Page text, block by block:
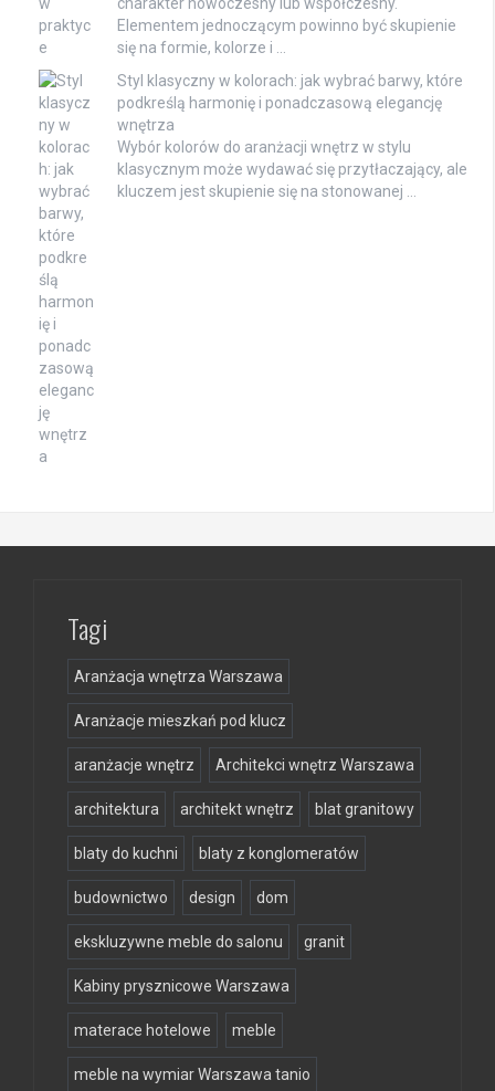
charakter nowoczesny lub współczesny.
Elementem jednoczącym powinno być skupienie
się na formie, kolorze i …
Styl klasyczny w kolorach: jak wybrać barwy, które
podkreślą harmonię i ponadczasową elegancję
wnętrza
Wybór kolorów do aranżacji wnętrz w stylu
klasycznym może wydawać się przytłaczający, ale
kluczem jest skupienie się na stonowanej …
Tagi
Aranżacja wnętrza Warszawa
Aranżacje mieszkań pod klucz
aranżacje wnętrz Architekci wnętrz Warszawa
architektura architekt wnętrz blat granitowy
blaty do kuchni blaty z konglomeratów
budownictwo design dom
ekskluzywne meble do salonu granit
Kabiny prysznicowe Warszawa
materace hotelowe meble
meble na wymiar Warszawa tanio